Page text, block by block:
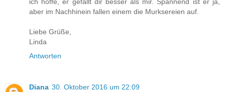
aber im Nachhinein fallen einem die Murksereien auf.
Liebe Grüße,
Linda
Antworten
Diana 30. Oktober 2016 um 22:09